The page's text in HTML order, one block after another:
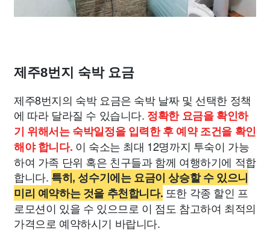
제주8번지 숙박 요금
제주8번지의 숙박 요금은 숙박 날짜 및 선택한 정책
에 따라 달라질 수 있습니다. 정확한 요금을 확인하
기 위해서는 숙박일정을 입력한 후 예약 조건을 확인
해야 합니다. 이 숙소는 최대 12명까지 투숙이 가능
하여 가족 단위 혹은 친구들과 함께 여행하기에 적합
합니다. 특히, 성수기에는 요금이 상승할 수 있으니
미리 예약하는 것을 추천합니다. 또한 각종 할인 프
로모션이 있을 수 있으므로 이 점도 참고하여 최적의
가격으로 예약하시기 바랍니다.